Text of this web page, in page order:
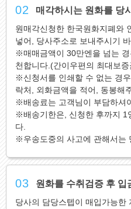
02 매각하시는 원화를 당
원매각신청한 한국원화지폐와
넣어, 당사주소로 보내주시기
※매매금액이 30만엔을 넘는
천합니다.(간이우편의 최대보
※신청서를 인쇄할 수 없는 경
락처, 외화금액을 적어, 동봉해
※배송료는 고객님이 부담하셔
※배송기한은, 신청한 후까지 1
다.
※우송도중의 사고에 관해서는
03 원화를 수취검증 후 입
당사의 담당스텝이 매입가능한